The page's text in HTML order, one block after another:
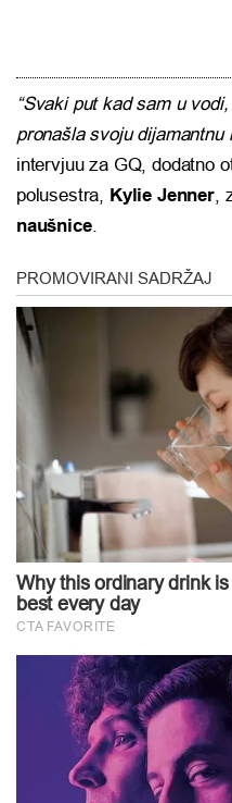
“Svaki put kad sam u
pronašla svoju dijamantnu
intervjuu za GQ, dodatno
polusestra, Kylie Jenner,
naušnice.